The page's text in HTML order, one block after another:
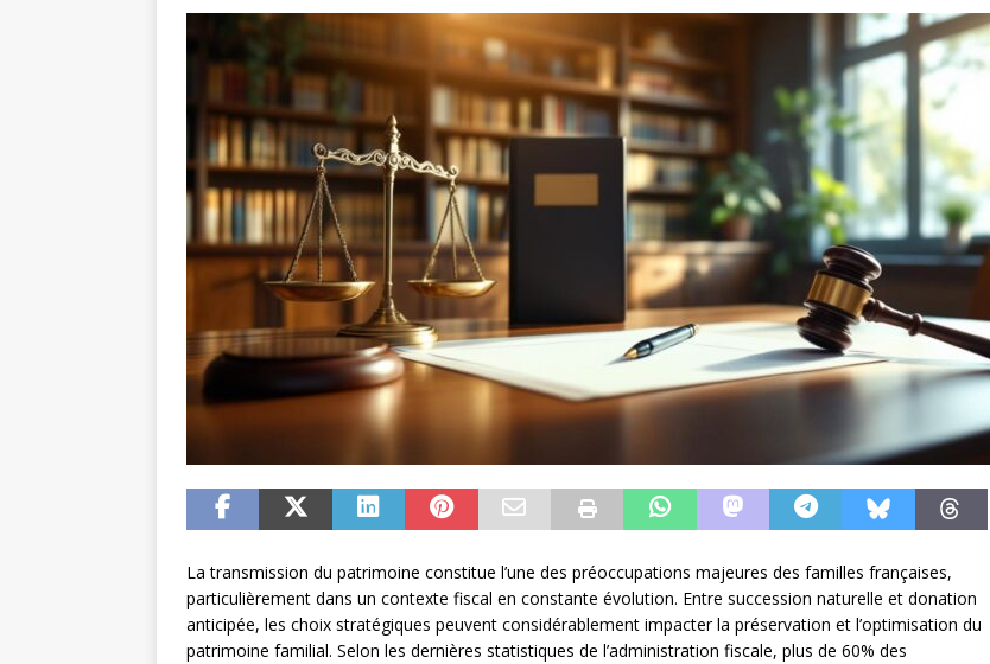
La transmission du patrimoine constitue l’une des préoccupations majeures des familles françaises,
particulièrement dans un contexte fiscal en constante évolution. Entre succession naturelle et donation
anticipée, les choix stratégiques peuvent considérablement impacter la préservation et l’optimisation du
patrimoine familial. Selon les dernières statistiques de l’administration fiscale, plus de 60% des